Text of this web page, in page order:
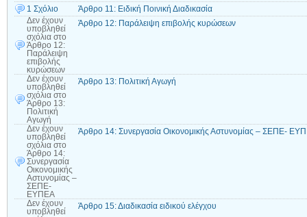
1 Σχόλιο
Άρθρο 11: Ειδική Ποινική Διαδικασία
Δεν έχουν
υποβληθεί
σχόλια στο
Άρθρο 12:
Παράλειψη
επιβολής
κυρώσεων
Άρθρο 12: Παράλειψη επιβολής κυρώσεων
Δεν έχουν
υποβληθεί
σχόλια στο
Άρθρο 13:
Πολιτική
Αγωγή
Άρθρο 13: Πολιτική Αγωγή
Δεν έχουν
υποβληθεί
σχόλια στο
Άρθρο 14:
Συνεργασία
Οικονομικής
Αστυνομίας –
ΣΕΠΕ-
ΕΥΠΕΑ
Άρθρο 14: Συνεργασία Οικονομικής Αστυνομίας – ΣΕΠΕ-
Δεν έχουν
υποβληθεί
Άρθρο 15: Διαδικασία ειδικού ελέγχου